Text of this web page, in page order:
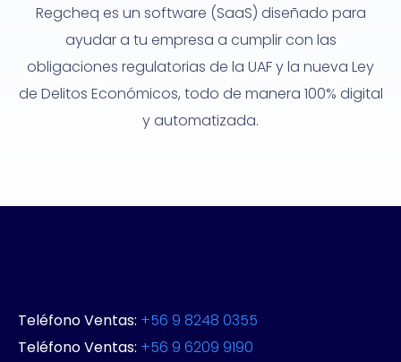
Regcheq es un software (SaaS) diseñado para
ayudar a tu empresa a cumplir con las
obligaciones regulatorias de la UAF y la nueva Ley
de Delitos Económicos, todo de manera 100% digital
y automatizada.
Teléfono Ventas: +56 9 8248 0355
Teléfono Ventas: +56 9 6209 9190